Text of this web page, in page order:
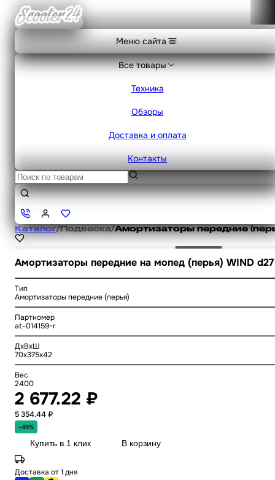
Меню сайта
Все товары
Техника
Обзоры
Доставка и оплата
Контакты
Каталог/Подвеска/Амортизаторы передние
Амортизаторы передние на мопед (перья) WIND
Тип
Амортизаторы передние (перья)
Партномер
at-014159-r
ДхВхШ
70x375x42
Вес
2400
2 677.22 ₽
5 354.44 ₽
-49%
Купить в 1 клик В корзину
Доставка от 1 дня